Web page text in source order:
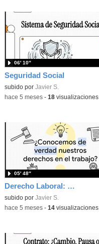
Seguridad Social
Contenido educativo.
subido por Javier S.
06′ 10″
-hace 5 meses- 18visualizaciones
Derecho Laboral: Principios, Contratos, Jornada y Conflicto laboral
Contenido educativo.
subido por Javier S.
05′ 48″
-hace 5 meses- 14visualizaciones